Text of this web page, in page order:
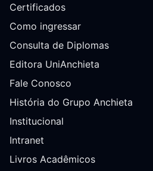
Certificados
Como ingressar
Consulta de Diplomas
Editora UniAnchieta
Fale Conosco
História do Grupo Anchieta
Institucional
Intranet
Livros Acadêmicos